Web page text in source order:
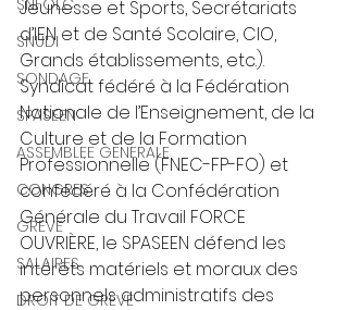
SNFOLC
SNUDI
SONDAGE
SPASEEN
ASSEMBLEE GENERALE
CONGRES
GREVE
SALAIRES
DROIT DE GREVE
Jeunesse et Sports, Secrétariats
d’IEN et de Santé Scolaire, CIO,
Grands établissements, etc.).
Syndicat fédéré à la Fédération
Nationale de l’Enseignement, de la
Culture et de la Formation
Professionnelle (FNEC-FP-FO) et
confédéré à la Confédération
Générale du Travail FORCE
OUVRIÈRE, le SPASEEN défend les
intérêts matériels et moraux des
personnels administratifs des